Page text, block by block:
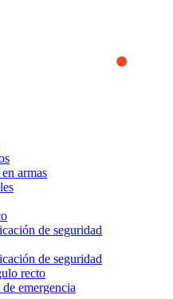
you the best experience
this website, you accept
how the website is used and
more or to find out how
our
armas
de seguridad
de seguridad
recto
emergencia